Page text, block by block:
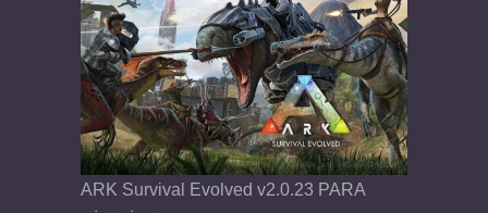
ARK Survival Evolved v2.0.23 PARA